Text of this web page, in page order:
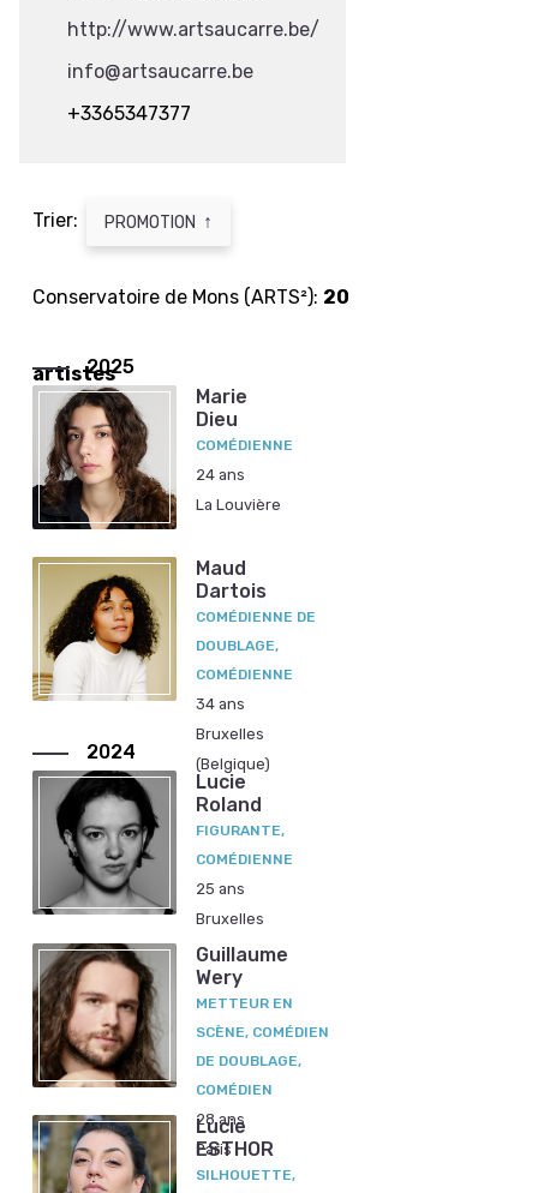
http://www.artsaucarre.be/
info@artsaucarre.be
+3365347377
Conservatoire de Mons (ARTS²): 20
artistes
Trier: PROMOTION ↑
2025
Marie
Dieu
COMÉDIENNE
24 ans
La Louvière
Maud
Dartois
COMÉDIENNE DE
DOUBLAGE,
COMÉDIENNE
34 ans
Bruxelles
(Belgique)
2024
Lucie
Roland
FIGURANTE,
COMÉDIENNE
25 ans
Bruxelles
Guillaume
Wery
METTEUR EN
SCÈNE, COMÉDIEN
DE DOUBLAGE,
COMÉDIEN
28 ans
Paris
Lucie
ESTHOR
SILHOUETTE,